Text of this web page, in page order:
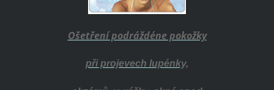
Ošetření podráždéne pokožky
při projevech lupénky,